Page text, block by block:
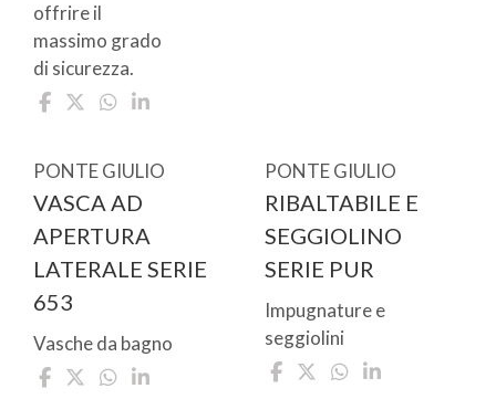
offrire il
massimo grado
di sicurezza.
PONTE GIULIO
VASCA AD
APERTURA
LATERALE SERIE
653
Vasche da bagno
PONTE GIULIO
RIBALTABILE E
SEGGIOLINO
SERIE PUR
Impugnature e
seggiolini